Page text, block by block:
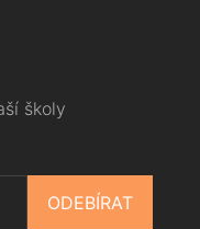
školy
ODEBÍRAT